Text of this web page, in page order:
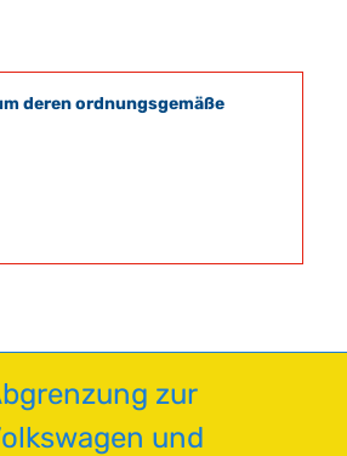
deren ordnungsgemäße
zur
und